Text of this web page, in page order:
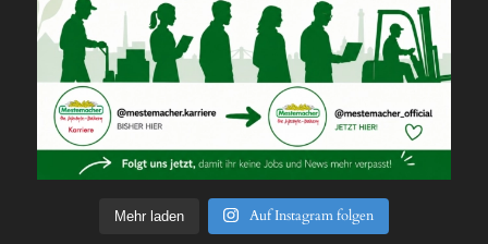
Mehr laden Auf Instagram folgen